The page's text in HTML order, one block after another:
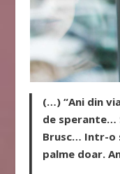
(…) “Ani din
de sperante…
Brusc… Intr-o
palme doar.